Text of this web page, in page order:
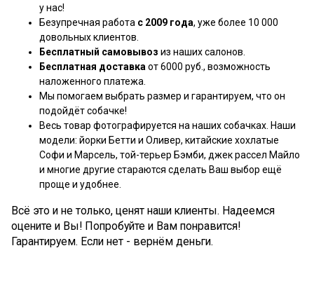
у нас!
Безупречная работа с 2009 года, уже более 10 000
довольных клиентов.
Бесплатный самовывоз из наших салонов.
Бесплатная доставка от 6000 руб., возможность
наложенного платежа.
Мы помогаем выбрать размер и гарантируем, что он
подойдёт собачке!
Весь товар фотографируется на наших собачках. Наши
модели: йорки Бетти и Оливер, китайские хохлатые
Софи и Марсель, той-терьер Бэмби, джек рассел Майло
и многие другие стараются сделать Ваш выбор ещё
проще и удобнее.
Всё это и не только, ценят наши клиенты. Надеемся
оцените и Вы! Попробуйте и Вам понравится!
Гарантируем. Если нет - вернём деньги.